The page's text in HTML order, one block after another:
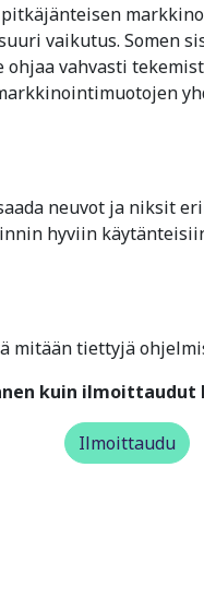
vaikutus. Somen
vahvasti
neuvot ja niksit
hyviin
mitään tiettyjä
kuin ilmoittaudut
Ilmoittaudu